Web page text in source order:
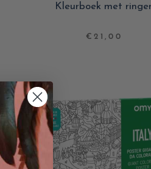
Kleurboek met
€21,00